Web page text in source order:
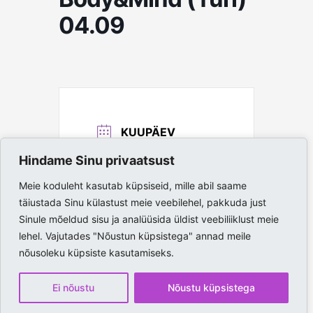
Hindame Sinu privaatsust
Meie koduleht kasutab küpsiseid, mille abil saame
täiustada Sinu külastust meie veebilehel, pakkuda just
Sinule mõeldud sisu ja analüüsida üldist veebiliiklust meie
lehel. Vajutades "Nõustun küpsistega" annad meile
nõusoleku küpsiste kasutamiseks.
Ei nõustu Nõustu küpsistega
04.09
KUUPÄEV
Expired!
AEG
18:00 - 19:00